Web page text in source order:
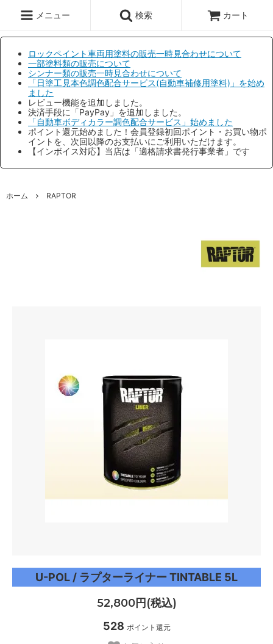
メニュー 検索 カート
ロックペイント車両用塗料の販売一時見合わせについて
一部塗料類の販売について
シンナー類の販売一時見合わせについて
「日塗工見本色調色配合サービス(自動車補修用塗料)」を始め
ました
レビュー機能を追加しました。
決済手段に「PayPay」を追加しました。
「自動車ボディカラー調色配合サービス」始めました
ポイント還元始めました！会員登録初回ポイント・お買い物ポ
イントを、次回以降のお支払いにご利用いただけます。
【インボイス対応】当店は「適格請求書発行事業者」です
ホーム RAPTOR
U-POL / ラプターライナー TINTABLE 5L
52,800円(税込)
528 ポイント還元